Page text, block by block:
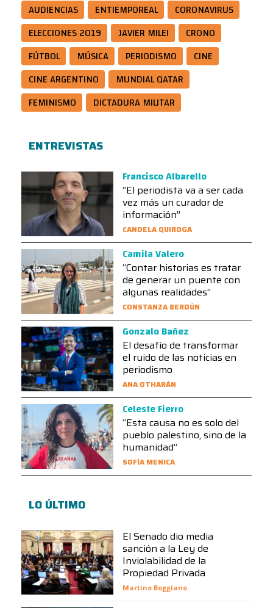
AUDIENCIAS
ENTIEMPOREAL
CORONAVIRUS
ELECCIONES 2019
JAVIER MILEI
CRONO
FÚTBOL
MÚSICA PERIODISMO
CINE
CINE ARGENTINO
MUNDIAL QATAR
FEMINISMO
DICTADURA MILITAR
ENTREVISTAS
Francisco Albarello
“El periodista va a ser cada
vez más un curador de
información”
CANDELA QUIROGA
Camila Valero
“Contar historias es tratar
de generar un puente con
algunas realidades”
CONSTANZA BERDÚN
Gonzalo Bañez
El desafío de transformar
el ruido de las noticias en
periodismo
ANA OTHARÁN
Celeste Fierro
“Esta causa no es solo del
pueblo palestino, sino de la
humanidad”
SOFÍA MENICA
LO ÚLTIMO
El Senado dio media
sanción a la Ley de
Inviolabilidad de la
Propiedad Privada
Martino Boggiano